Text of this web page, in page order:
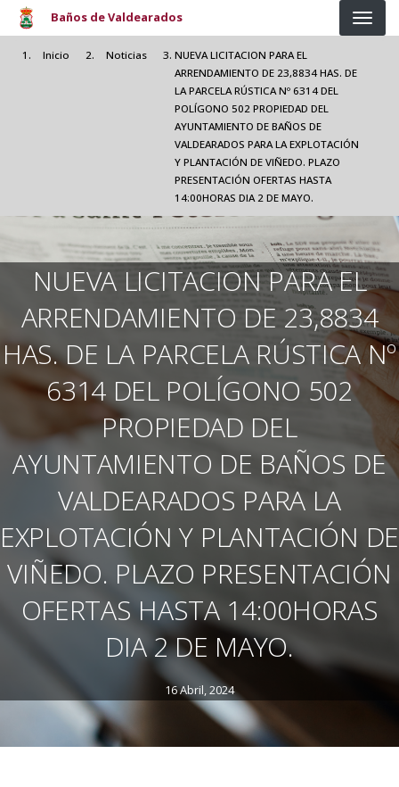
Pasar al contenido principal
Baños de Valdearados
Inicio Noticias
NUEVA LICITACION PARA EL
ARRENDAMIENTO DE 23,8834 HAS. DE
LA PARCELA RÚSTICA Nº 6314 DEL
POLÍGONO 502 PROPIEDAD DEL
AYUNTAMIENTO DE BAÑOS DE
VALDEARADOS PARA LA EXPLOTACIÓN
Y PLANTACIÓN DE VIÑEDO. PLAZO
PRESENTACIÓN OFERTAS HASTA
14:00HORAS DIA 2 DE MAYO.
NUEVA LICITACION PARA EL
ARRENDAMIENTO DE 23,8834
HAS. DE LA PARCELA RÚSTICA Nº
6314 DEL POLÍGONO 502
PROPIEDAD DEL
AYUNTAMIENTO DE BAÑOS DE
VALDEARADOS PARA LA
EXPLOTACIÓN Y PLANTACIÓN DE
VIÑEDO. PLAZO PRESENTACIÓN
OFERTAS HASTA 14:00HORAS
DIA 2 DE MAYO.
16 Abril, 2024